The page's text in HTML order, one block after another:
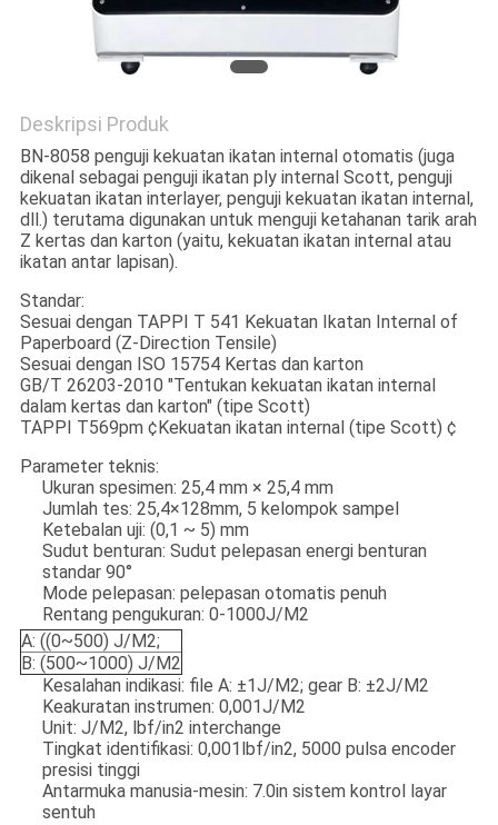
Deskripsi Produk
BN-8058 penguji kekuatan ikatan internal otomatis (juga
dikenal sebagai penguji ikatan ply internal Scott, penguji
kekuatan ikatan interlayer, penguji kekuatan ikatan internal,
dll.) terutama digunakan untuk menguji ketahanan tarik arah
Z kertas dan karton (yaitu, kekuatan ikatan internal atau
ikatan antar lapisan).
Standar:
Sesuai dengan TAPPI T 541 Kekuatan Ikatan Internal of
Paperboard (Z-Direction Tensile)
Sesuai dengan ISO 15754 Kertas dan karton
GB/T 26203-2010 "Tentukan kekuatan ikatan internal
dalam kertas dan karton" (tipe Scott)
TAPPI T569pm ¢Kekuatan ikatan internal (tipe Scott) ¢
Parameter teknis:
Ukuran spesimen: 25,4 mm × 25,4 mm
Jumlah tes: 25,4×128mm, 5 kelompok sampel
Ketebalan uji: (0,1 ~ 5) mm
Sudut benturan: Sudut pelepasan energi benturan
standar 90°
Mode pelepasan: pelepasan otomatis penuh
Rentang pengukuran: 0-1000J/M2
A: ((0~500) J/M2;
B: (500~1000) J/M2
Kesalahan indikasi: file A: ±1J/M2; gear B: ±2J/M2
Keakuratan instrumen: 0,001J/M2
Unit: J/M2, lbf/in2 interchange
Tingkat identifikasi: 0,001lbf/in2, 5000 pulsa encoder
presisi tinggi
Antarmuka manusia-mesin: 7.0in sistem kontrol layar
sentuh